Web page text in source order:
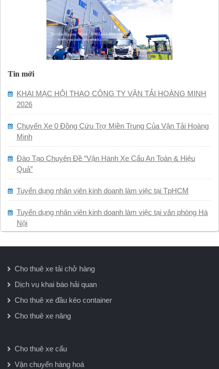
Tin mới
KHAI MẠC HỘI THAO CÔNG TY VẬN TẢI HOÀNG MINH
2026
Chuyến Xe 0 Đồng Cứu Trợ Miền Trung Của Vận Tải Hoàng
Minh
Đào Tạo Chuyên Đề “Vận Hành Xe Cẩu An Toàn & Hiệu
Quả”
Tuyển dụng nhân viên kinh doanh làm việc tại TpHCM
Tuyển dụng nhân viên kinh doanh làm việc tại văn phòng Hà
Nội
Cho thuê xe tải chở hàng
Dịch vụ khai báo hải quan
Cho thuê xe đầu kéo container
Cho thuê xe nâng
Cho thuê xe cẩu
Vận chuyển hàng hoá